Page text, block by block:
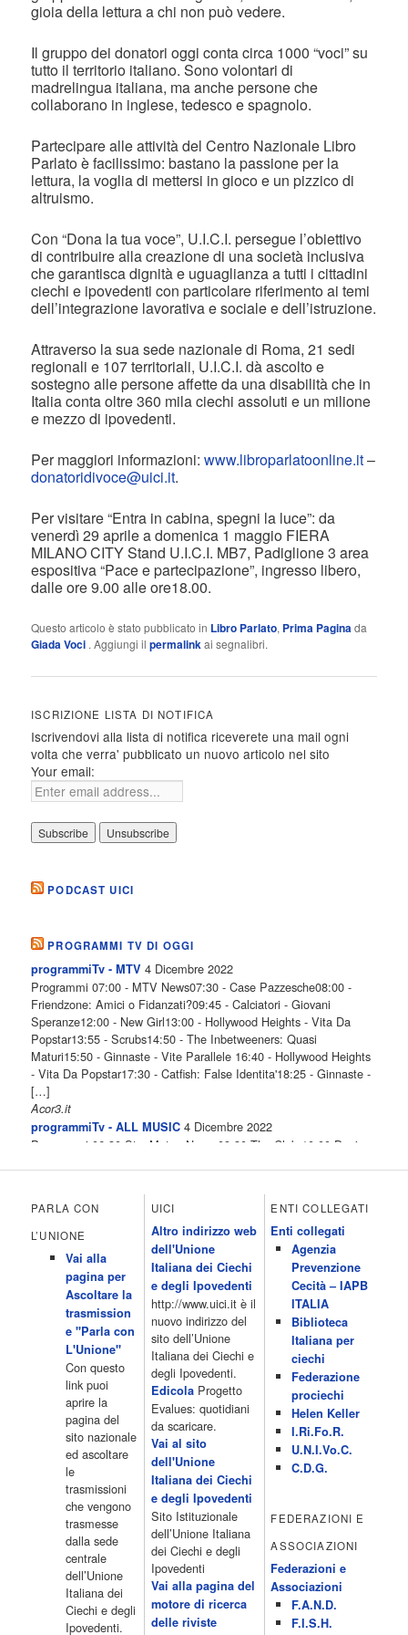
gioia della lettura a chi non può vedere.
Il gruppo dei donatori oggi conta circa 1000 “voci” su
tutto il territorio italiano. Sono volontari di
madrelingua italiana, ma anche persone che
collaborano in inglese, tedesco e spagnolo.
Partecipare alle attività del Centro Nazionale Libro
Parlato è facilissimo: bastano la passione per la
lettura, la voglia di mettersi in gioco e un pizzico di
altruismo.
Con “Dona la tua voce”, U.I.C.I. persegue l’obiettivo
di contribuire alla creazione di una società inclusiva
che garantisca dignità e uguaglianza a tutti i cittadini
ciechi e ipovedenti con particolare riferimento ai temi
dell’integrazione lavorativa e sociale e dell’istruzione.
Attraverso la sua sede nazionale di Roma, 21 sedi
regionali e 107 territoriali, U.I.C.I. dà ascolto e
sostegno alle persone affette da una disabilità che in
Italia conta oltre 360 mila ciechi assoluti e un milione
e mezzo di ipovedenti.
Per maggiori informazioni:www.libroparlatoonline.it–
donatoridivoce@uici.it.
Per visitare “Entra in cabina, spegni la luce”: da
venerdì 29 aprile a domenica 1 maggio FIERA
MILANO CITY Stand U.I.C.I. MB7, Padiglione 3 area
espositiva “Pace e partecipazione”, ingresso libero,
dalle ore 9.00 alle ore18.00.
Questo articolo è stato pubblicato in Libro Parlato, Prima Paginada
Giada Voci . Aggiungi ilpermalinkai segnalibri.
ISCRIZIONE LISTA DI NOTIFICA
Iscrivendovi alla lista di notifica riceverete una mail ogni
volta che verra' pubblicato un nuovo articolo nel sito
Your email:
PODCAST UICI
PROGRAMMI TV DI OGGI
programmiTv - MTV 4 Dicembre 2022
Programmi 07:00 - MTV News07:30 - Case Pazzesche08:00 -
Friendzone: Amici o Fidanzati?09:45 - Calciatori - Giovani
Speranze12:00 - New Girl13:00 - Hollywood Heights - Vita Da
Popstar13:55 - Scrubs14:50 - The Inbetweeners: Quasi
Maturi15:50 - Ginnaste - Vite Parallele 16:40 - Hollywood Heights
- Vita Da Popstar17:30 - Catfish: False Identita'18:25 - Ginnaste -
[…]
Acor3.it
programmiTv - ALL MUSIC 4 Dicembre 2022
Programmi 06.30 Star.Meteo.News 09.30 The Club 10.00 Deejay
All News 16.05 Rotazione musicale 19.00 All News 19.05 The
Club 19.30 19.30 Human Guinea Pigs 20.00 Inbox 21.00 Code
Monkeys 21.30 Sons of Butcher […]
programmiTv - ITALIA 1 4 Dicembre 2022
Programmi 06.35 Cartoni Animati 09.05 Telefilm:Starsky & Hutch
10.10 Telefilm:Supercar 12.15 12.15 Secondo voi 12.25 Studio
Aperto 13.00 Studio Sport 13.40 Cartoni animati 14.30 I Simpson
15.00 Telefilm:Paso adelante 15.55 15.55 Telefilm:Wildfire 16.50
Cartoni animati 18.30 Studio Aperto 19.05 Don Luca c'� 19.35
19.35 Medici miei 20.05 Camera caf� 20.30 La ruota della
fortuna 21.10 […]
Acor3.it
programmiTv - LA 7
4 Dicembre 2022
Programmi 06:00 - Tg La7/meteo/oroscopo/traffico06:55 - Movie
Flash07:00 - Omnibus ? Rassegna stampa07:30 - Tg La707:50 -
Omnibus09:50 - Coffee Break11:00 - L?aria che tira12:25 - I
men� di Benedetta13:30 - Tg La714:00 - Tg La7 Cronache14:40 -
Telefilm: Le strade di San Francisco - Omicidio di primo grado -
Una scuola di paura 16:30 […]
Acor3.it
programmiTv - CANALE 5 4 Dicembre 2022
Programmi 2/3 06.00 TG5/Traffico/Meteo/Borse e monete 08.00
TG5 Mattina 08.40 Mattino Cinque(TG5-Ore 10) 11.00 Forum
13.00 2/3 13.00 TG5 13.40 Beautiful 14.10 Centovetrine 14.45
PARLA CON
L’UNIONE
Vai alla
pagina per
Ascoltare la
trasmission
e "Parla con
L'Unione"
Con questo
link puoi
aprire la
pagina del
sito nazionale
ed ascoltare
le
trasmissioni
che vengono
trasmesse
dalla sede
centrale
dell’Unione
Italiana dei
Ciechi e degli
Ipovedenti.
UICI
Altro indirizzo web
dell'Unione
Italiana dei Ciechi
e degli Ipovedenti
http://www.uici.it è il
nuovo indirizzo del
sito dell’Unione
Italiana dei Ciechi e
degli Ipovedenti.
EdicolaProgetto
Evalues: quotidiani
da scaricare.
Vai al sito
dell'Unione
Italiana dei Ciechi
e degli Ipovedenti
Sito Istituzionale
dell’Unione Italiana
dei Ciechi e degli
Ipovedenti
Vai alla pagina del
motore di ricerca
delle riviste
ENTI COLLEGATI
Enti collegati
Agenzia
Prevenzione
Cecità – IAPB
ITALIA
Biblioteca
Italiana per
ciechi
Federazione
prociechi
Helen Keller
I.Ri.Fo.R.
U.N.I.Vo.C.
C.D.G.
FEDERAZIONI E
ASSOCIAZIONI
Federazioni e
Associazioni
F.A.N.D.
F.I.S.H.